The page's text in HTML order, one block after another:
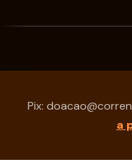
Pix:
a